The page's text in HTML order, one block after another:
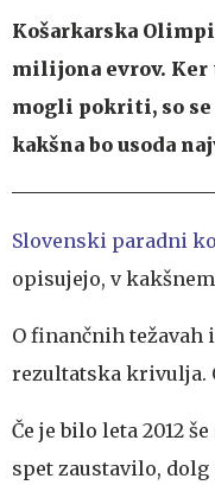
Košarkarska
milijona evrov. Ker
mogli pokriti, so se
kakšna bo usoda
Slovenski paradni
opisujejo, v
O finančnih težavah
rezultatska krivulja.
Če je bilo leta 2012
spet zaustavilo,